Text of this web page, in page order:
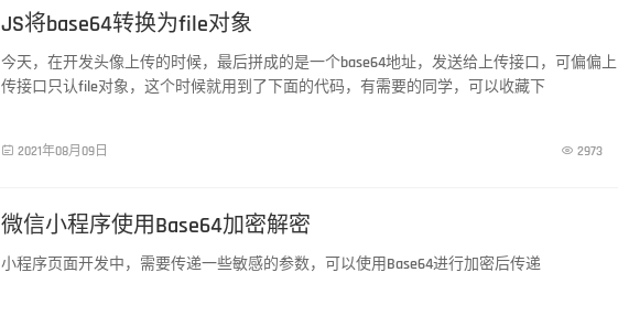
JS将base64转换为file对象
今天，在开发头像上传的时候，最后拼成的是一个base64地址，发送给上传接口，可偏偏上
传接口只认file对象，这个时候就用到了下面的代码，有需要的同学，可以收藏下
 2021年08月09日  2973
微信小程序使用Base64加密解密
小程序页面开发中，需要传递一些敏感的参数，可以使用Base64进行加密后传递